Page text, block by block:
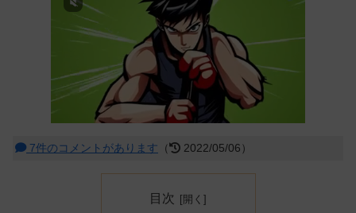
7件のコメントがあります （ 2022/05/06）
目次